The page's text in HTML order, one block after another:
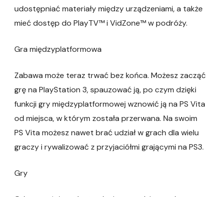
udostępniać materiały między urządzeniami, a także
mieć dostęp do PlayTV™ i VidZone™ w podróży.
Gra międzyplatformowa
Zabawa może teraz trwać bez końca. Możesz zacząć
grę na PlayStation 3, spauzować ją, po czym dzięki
funkcji gry międzyplatformowej wznowić ją na PS Vita
od miejsca, w którym została przerwana. Na swoim
PS Vita możesz nawet brać udział w grach dla wielu
graczy i rywalizować z przyjaciółmi grającymi na PS3.
Gry